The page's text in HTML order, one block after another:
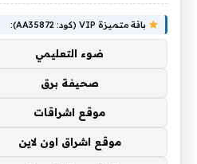
باقة متميزة VIP (كود: AA35872):
ضوء التعليمي
صحيفة برق
موقع اشراقات
موقع اشراق اون لاين